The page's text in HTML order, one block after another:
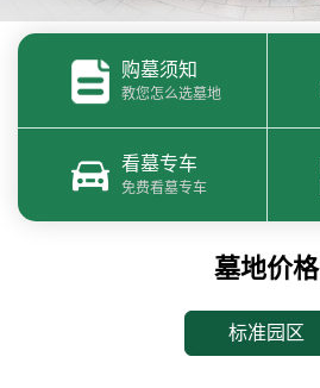
购墓须知
教您怎么选墓地
看墓专车
免费看墓专车
墓地价格
标准园区